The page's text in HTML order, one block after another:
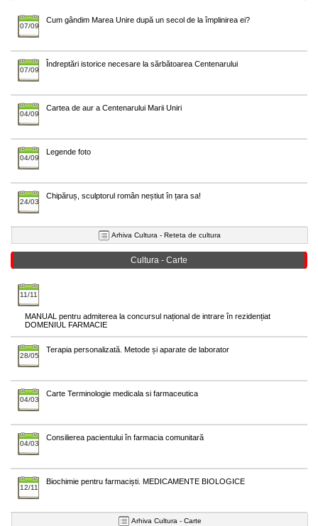
07/09
Cum gândim Marea Unire după un secol de la împlinirea ei?
07/09
Îndreptări istorice necesare la sărbătoarea Centenarului
04/09
Cartea de aur a Centenarului Marii Uniri
04/09
Legende foto
24/03
Chipăruș, sculptorul român neștiut în țara sa!
Arhiva Cultura - Reteta de cultura
Cultura - Carte
11/11
MANUAL pentru admiterea la concursul național de intrare în rezidențiat
DOMENIUL FARMACIE
28/05
Terapia personalizată. Metode și aparate de laborator
04/03
Carte Terminologie medicala si farmaceutica
04/03
Consilierea pacientului în farmacia comunitară
12/11
Biochimie pentru farmaciști. MEDICAMENTE BIOLOGICE
Arhiva Cultura - Carte